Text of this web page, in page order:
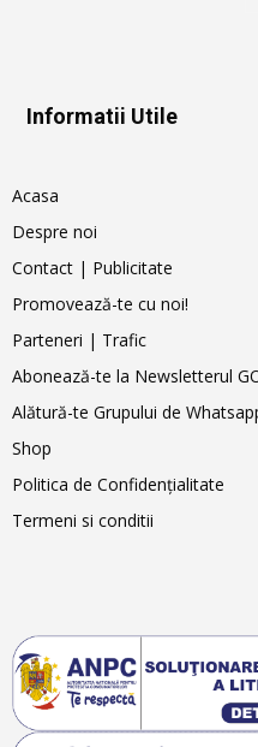
Informatii Utile
Acasa
Despre noi
Contact | Publicitate
Promovează-te cu noi!
Parteneri | Trafic
Abonează-te la Newsletterul
Alătură-te Grupului de
Shop
Politica de Confidențialitate
Termeni si conditii